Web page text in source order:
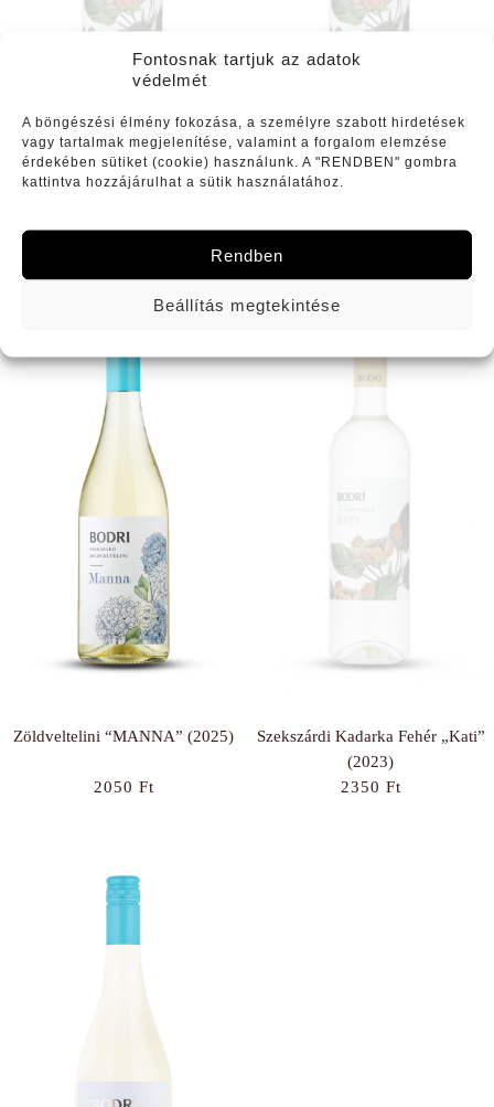
Fontosnak tartjuk az adatok
védelmét
A böngészési élmény fokozása, a személyre szabott hirdetések
vagy tartalmak megjelenítése, valamint a forgalom elemzése
érdekében sütiket (cookie) használunk. A "RENDBEN" gombra
kattintva hozzájárulhat a sütik használatához.
Rendben
Beállítás megtekintése
Szekszárdi Kadarka Fehér „Kati”
2350Ft
Szekszárdi Kadarka Fehér „Kati”
2350Ft
Zöldveltelini “MANNA” (2025)
2050 Ft
Szekszárdi Kadarka Fehér „Kati”
(2023)
2350 Ft